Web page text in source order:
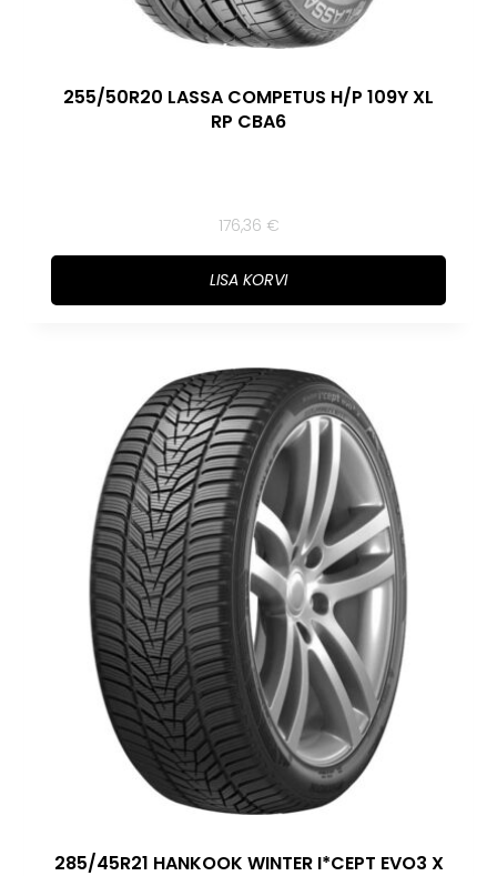
255/50R20 LASSA COMPETUS H/P 109Y XL
RP CBA6
176,36 €
LISA KORVI
285/45R21 HANKOOK WINTER I*CEPT EVO3 X